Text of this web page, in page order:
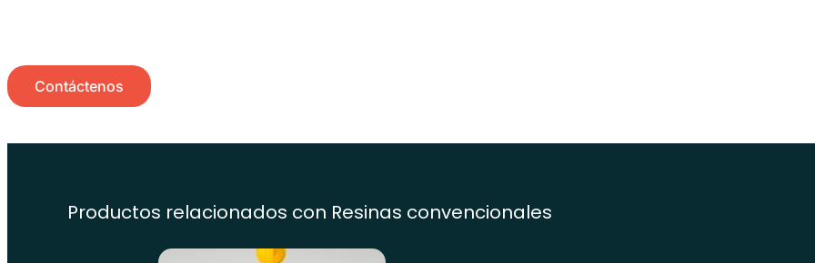
Contáctenos
Productos relacionados con Resinas convencionales